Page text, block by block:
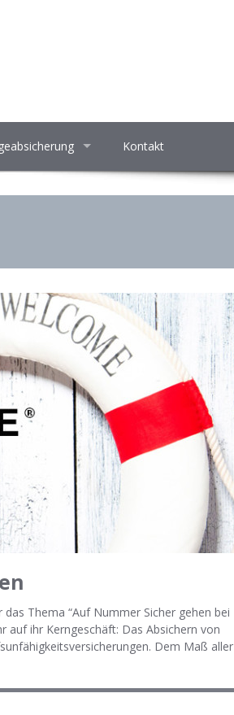
Kontakt
Thema “Auf Nummer Sicher gehen bei
auf ihr Kerngeschäft: Das Absichern von
Dem Maß aller